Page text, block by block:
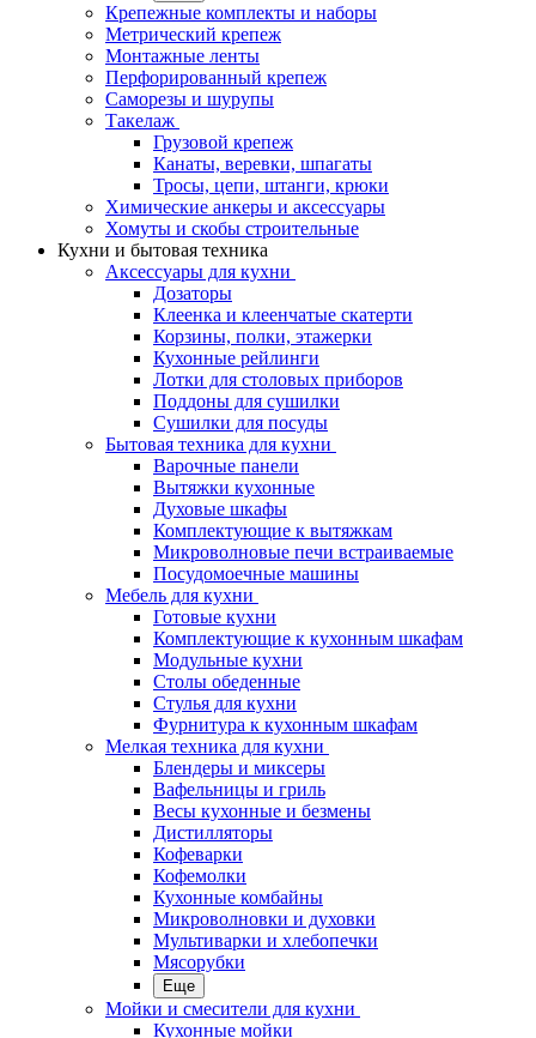
Крепежные комплекты и наборы
Метрический крепеж
Монтажные ленты
Перфорированный крепеж
Саморезы и шурупы
Такелаж
Грузовой крепеж
Канаты, веревки, шпагаты
Тросы, цепи, штанги, крюки
Химические анкеры и аксессуары
Хомуты и скобы строительные
Кухни и бытовая техника
Аксессуары для кухни
Дозаторы
Клеенка и клеенчатые скатерти
Корзины, полки, этажерки
Кухонные рейлинги
Лотки для столовых приборов
Поддоны для сушилки
Сушилки для посуды
Бытовая техника для кухни
Варочные панели
Вытяжки кухонные
Духовые шкафы
Комплектующие к вытяжкам
Микроволновые печи встраиваемые
Посудомоечные машины
Мебель для кухни
Готовые кухни
Комплектующие к кухонным шкафам
Модульные кухни
Столы обеденные
Стулья для кухни
Фурнитура к кухонным шкафам
Мелкая техника для кухни
Блендеры и миксеры
Вафельницы и гриль
Весы кухонные и безмены
Дистилляторы
Кофеварки
Кофемолки
Кухонные комбайны
Микроволновки и духовки
Мультиварки и хлебопечки
Мясорубки
Еще
Мойки и смесители для кухни
Кухонные мойки